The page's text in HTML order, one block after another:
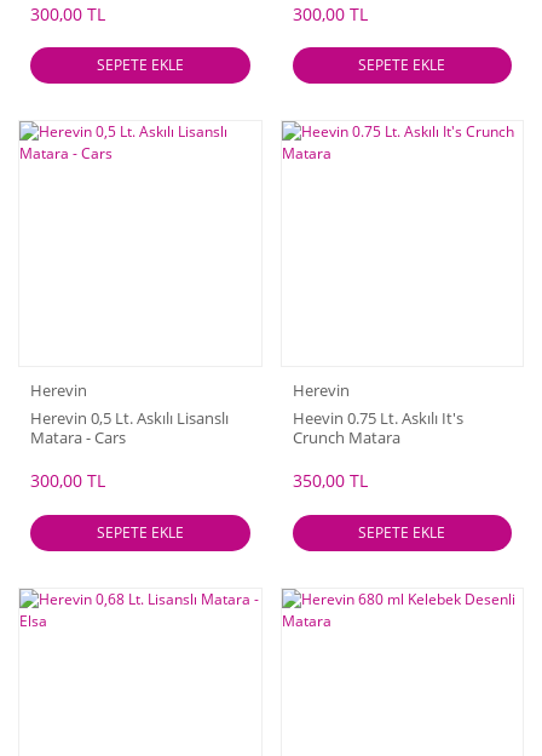
300,00 TL
SEPETE EKLE
300,00 TL
SEPETE EKLE
Herevin
Herevin 0,5 Lt. Askılı Lisanslı
Matara - Cars
300,00 TL
SEPETE EKLE
Herevin
Heevin 0.75 Lt. Askılı It's
Crunch Matara
350,00 TL
SEPETE EKLE